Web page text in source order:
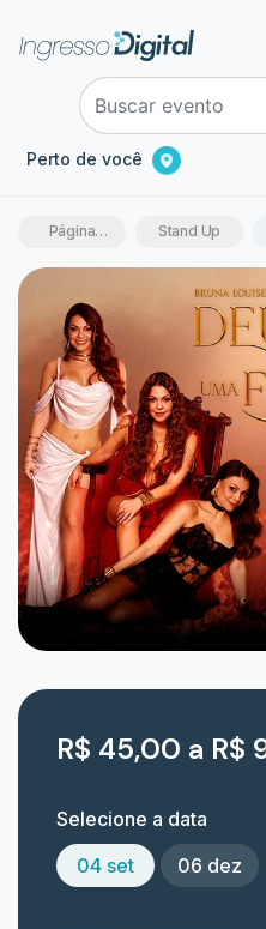
Perto de você
Página
Stand Up
R$ 45,00 a R$
Selecione a data
04 set
06 dez